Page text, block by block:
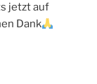
jetzt auf
Dank